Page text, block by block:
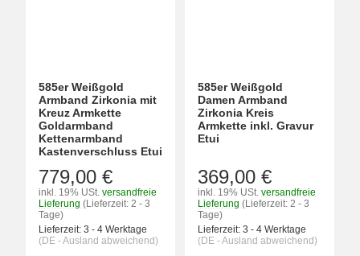
585er Weißgold
Armband Zirkonia mit
Kreuz Armkette
Goldarmband
Kettenarmband
Kastenverschluss Etui
779,00 €
inkl. 19% USt. versandfreie
Lieferung (Lieferzeit: 2 - 3
Tage)
Lieferzeit: 3 - 4 Werktage
(DE - Ausland abweichend)
585er Weißgold
Damen Armband
Zirkonia Kreis
Armkette inkl. Gravur
Etui
369,00 €
inkl. 19% USt. versandfreie
Lieferung (Lieferzeit: 2 - 3
Tage)
Lieferzeit: 3 - 4 Werktage
(DE - Ausland abweichend)